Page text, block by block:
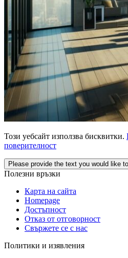
Този уебсайт използва бисквитки.
поверителност
Please provide the text you would like
Полезни връзки
Карта на сайта
Homepage
Достъпност
Отказ от отговорност
Свържете се с нас
Политики и изявления